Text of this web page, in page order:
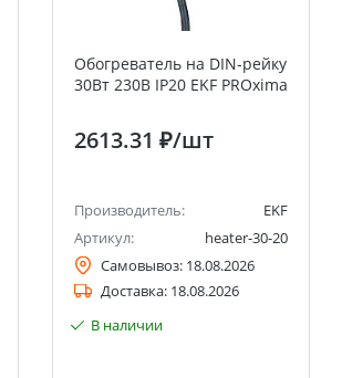
Обогреватель на DIN-рейку
30Вт 230В IP20 EKF PROxima
2613.31 ₽/шт
Производитель:
EKF
Артикул:
heater-30-20
Самовывоз: 18.08.2026
Доставка: 18.08.2026
В наличии